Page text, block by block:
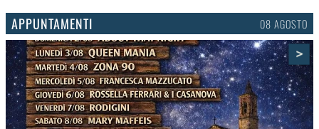
APPUNTAMENTI 06 AGOSTO
>